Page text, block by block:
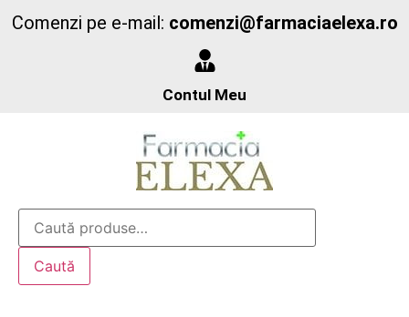
Comenzi pe e-mail: comenzi@farmaciaelexa.ro
Contul Meu
Caută